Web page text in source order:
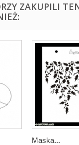
ZAKUPILI
Maska...